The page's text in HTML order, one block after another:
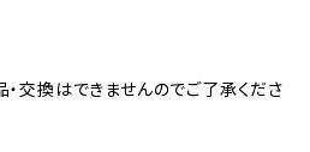
交換はできませんのでご了承くださ